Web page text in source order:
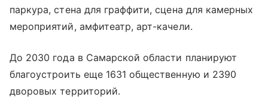
паркура, стена для граффити, сцена для камерных
мероприятий, амфитеатр, арт-качели.
До 2030 года в Самарской области планируют
благоустроить еще 1631 общественную и 2390
дворовых территорий.